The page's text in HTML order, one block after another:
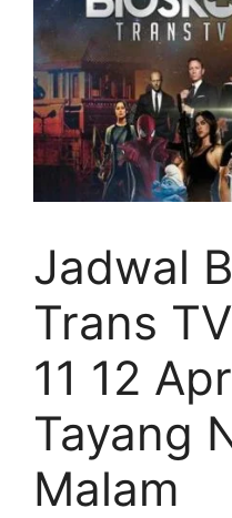
Jadwal
Trans
11 12
Tayang
Malam